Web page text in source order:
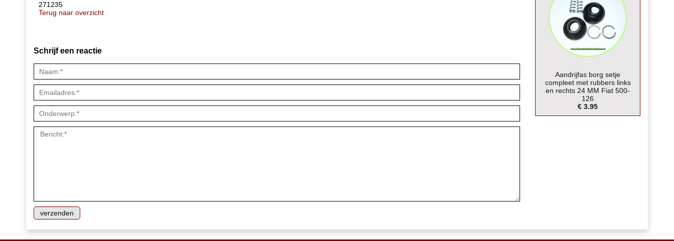
271235
Terug naar overzicht
Schrijf een reactie
Aandrijfas borg setje
compleet met rubbers links
en rechts 24 MM Fiat 500-
126
€ 3.95